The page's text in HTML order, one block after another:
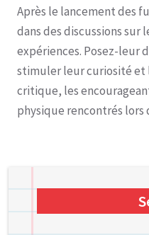
Après le lancement des
dans des discussions sur
expériences. Posez-leur
stimuler leur curiosité et
critique, les
physique rencontrés